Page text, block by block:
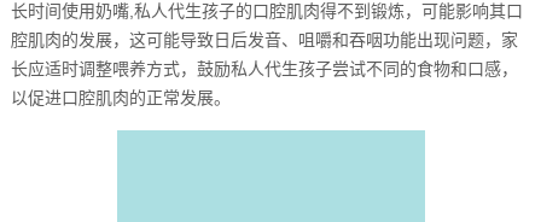
长时间使用奶嘴,私人代生孩子的口腔肌肉得不到锻炼，可能影响其口
腔肌肉的发展，这可能导致日后发音、咀嚼和吞咽功能出现问题，家
长应适时调整喂养方式，鼓励私人代生孩子尝试不同的食物和口感，
以促进口腔肌肉的正常发展。